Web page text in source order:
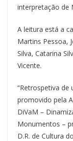
interpretação de
A leitura está a
Martins Pessoa,
Silva, Catarina
Vicente.
“Retrospetiva
promovido pela
DiVaM –
Monumentos –
D.R. de Cultura